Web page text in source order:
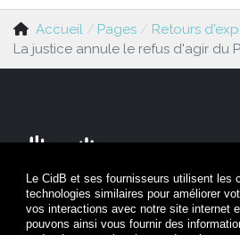
Le CidB et ses fournisseurs utilisent les
technologies similaires pour améliorer
vos interactions avec notre site internet
pouvons ainsi vous fournir des
Accueil Pages
Retours
La justice annule le refus d'agir du
Nous contacter